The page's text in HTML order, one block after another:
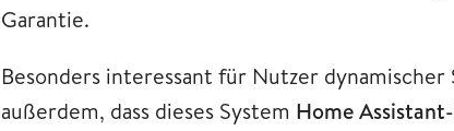
Garantie.
Besonders interessant für Nutzer
außerdem, dass dieses System Home